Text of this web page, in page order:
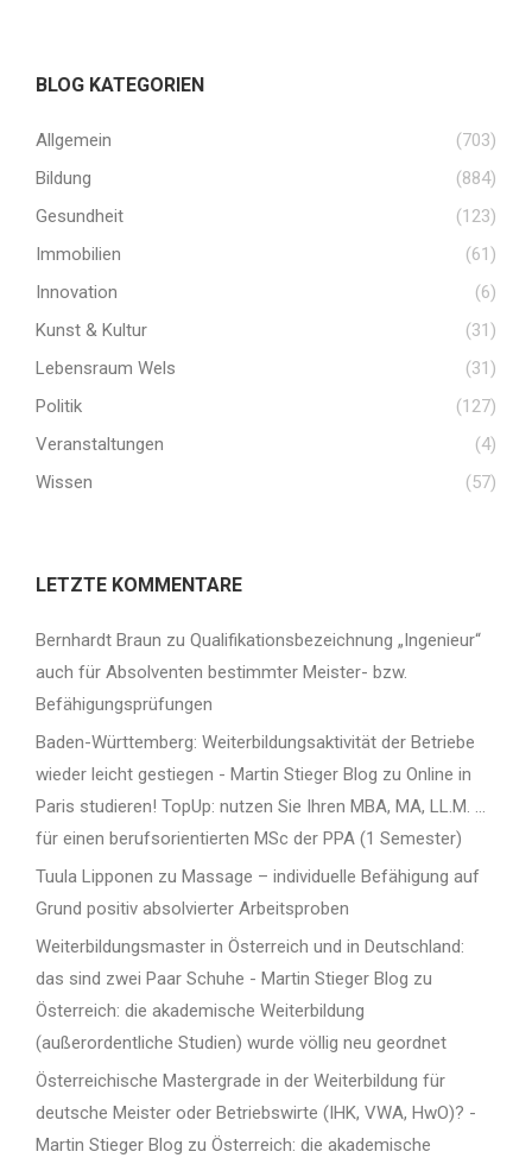
BLOG KATEGORIEN
Allgemein
(703)
Bildung
(884)
Gesundheit
(123)
Immobilien
(61)
Innovation
(6)
Kunst & Kultur
(31)
Lebensraum Wels
(31)
Politik
(127)
Veranstaltungen
(4)
Wissen
(57)
LETZTE KOMMENTARE
Bernhardt Braun zu Qualifikationsbezeichnung „Ingenieur“
auch für Absolventen bestimmter Meister- bzw.
Befähigungsprüfungen
Baden-Württemberg: Weiterbildungsaktivität der Betriebe
wieder leicht gestiegen - Martin Stieger Blog zu Online in
Paris studieren! TopUp: nutzen Sie Ihren MBA, MA, LL.M. …
für einen berufsorientierten MSc der PPA (1 Semester)
Tuula Lipponen zu Massage – individuelle Befähigung auf
Grund positiv absolvierter Arbeitsproben
Weiterbildungsmaster in Österreich und in Deutschland:
das sind zwei Paar Schuhe - Martin Stieger Blog zu
Österreich: die akademische Weiterbildung
(außerordentliche Studien) wurde völlig neu geordnet
Österreichische Mastergrade in der Weiterbildung für
deutsche Meister oder Betriebswirte (IHK, VWA, HwO)? -
Martin Stieger Blog zu Österreich: die akademische